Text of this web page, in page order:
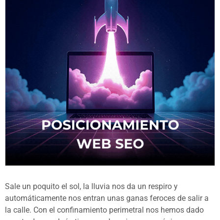
Sale un poquito el sol, la lluvia nos da un respiro y
automáticamente nos entran unas ganas feroces de salir a
la calle. Con el confinamiento perimetral nos hemos dado